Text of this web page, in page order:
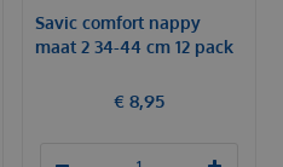
Savic comfort nappy
maat 2 34-44 cm 12 pack
€ 8,95